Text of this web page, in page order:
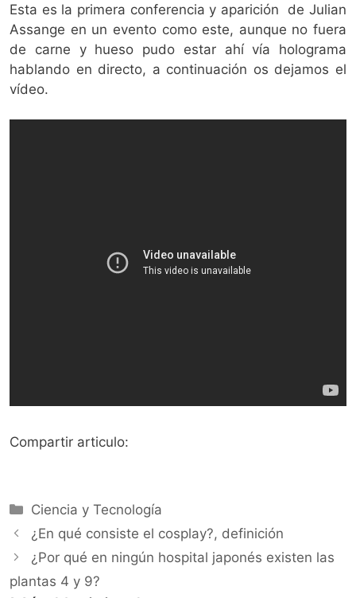
Esta es la primera conferencia y aparición de Julian
Assange en un evento como este, aunque no fuera
de carne y hueso pudo estar ahí vía holograma
hablando en directo, a continuación os dejamos el
vídeo.
Compartir articulo:
Categorías
Ciencia y Tecnología
¿En qué consiste el cosplay?, definición
¿Por qué en ningún hospital japonés existen las
plantas 4 y 9?